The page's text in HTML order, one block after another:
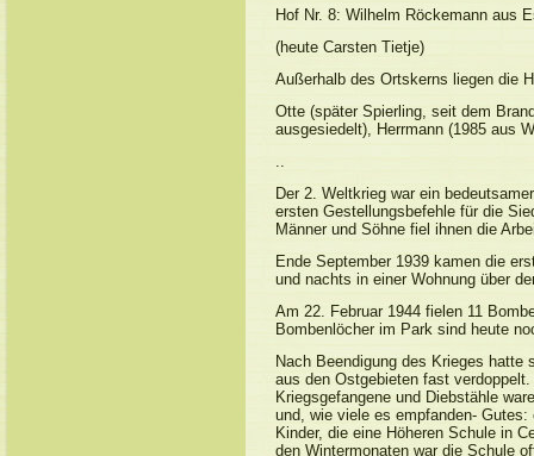
Hof Nr. 8: Wilhelm Röckemann aus
(heute Carsten Tietje)
Außerhalb des Ortskerns liegen die
Otte (später Spierling, seit dem
ausgesiedelt), Herrmann (1985 aus
..
Der 2. Weltkrieg war ein
ersten Gestellungsbefehle für die
Männer und Söhne fiel ihnen die
Ende September 1939 kamen die
und nachts in einer Wohnung über
Am 22. Februar 1944 fielen 11
Bombenlöcher im Park sind heute
Nach Beendigung des Krieges hatte
aus den Ostgebieten fast
Kriegsgefangene und Diebstähle
und, wie viele es empfanden-
Kinder, die eine Höheren Schule in
den Wintermonaten war die Schule